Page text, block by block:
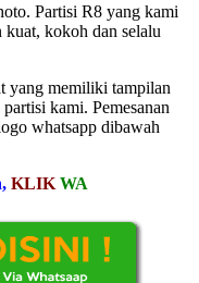
Partisi R8 yang kami
kokoh dan selalu
yang memiliki tampilan
kami. Pemesanan
whatsapp dibawah
KLIK WA